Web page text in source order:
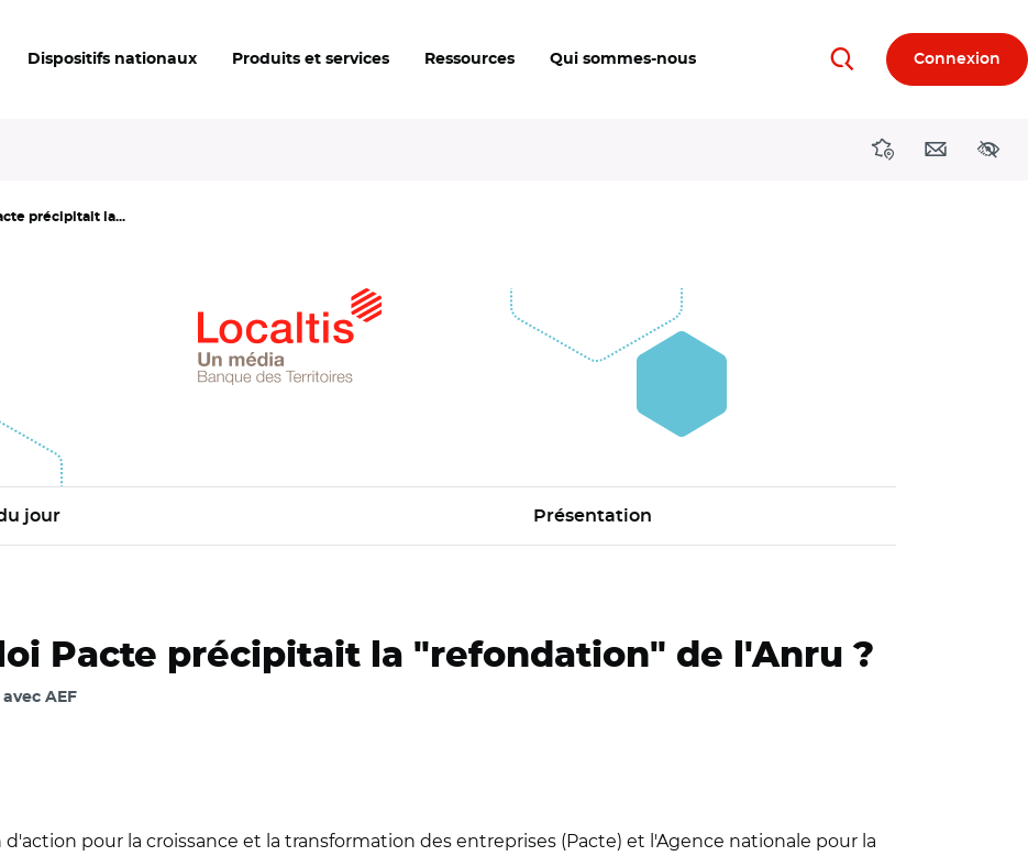
Dispositifs nationaux Produits et services Ressources Qui sommes-nous RechercherConnexion
DirectionsContact
précipitait la...
jour Présentation
Pacte précipitait la "refondation" de l'Anru ?
AEF
pour la croissance et la transformation des entreprises (Pacte) et l'Agence nationale pour la